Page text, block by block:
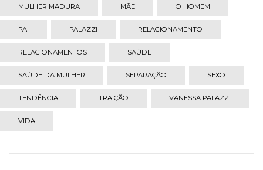
MULHER MADURA MÃE O HOMEM
PAI PALAZZI RELACIONAMENTO
RELACIONAMENTOS SAÚDE
SAÚDE DA MULHER SEPARAÇÃO SEXO
TENDÊNCIA TRAIÇÃO VANESSA PALAZZI
VIDA